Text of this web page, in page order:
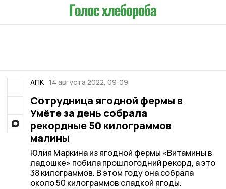
АПК 14 августа 2022, 09:09
Сотрудница ягодной фермы в
Умёте за день собрала
рекордные 50 килограммов
малины
Юлия Маркина из ягодной фермы «Витамины в
ладошке» побила прошлогодний рекорд, а это
38 килограммов. В этом году она собрала
около 50 килограммов сладкой ягоды.